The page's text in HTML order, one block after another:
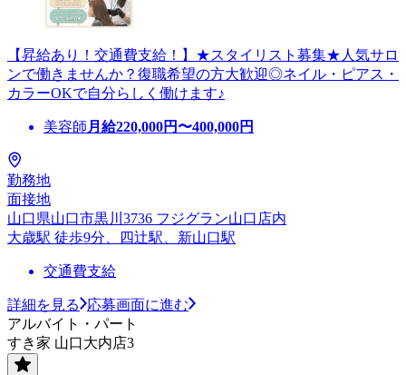
【昇給あり！交通費支給！】★スタイリスト募集★人気サロ
ンで働きませんか？復職希望の方大歓迎◎ネイル・ピアス・
カラーOKで自分らしく働けます♪
美容師 月給220,000円〜400,000円
勤務地
面接地
山口県山口市黒川3736 フジグラン山口店内
大歳駅 徒歩9分、四辻駅、新山口駅
交通費支給
詳細を見る
応募画面に進む
アルバイト・パート
すき家 山口大内店3